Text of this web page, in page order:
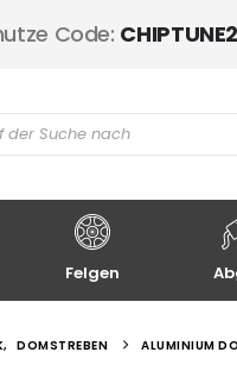
Code:
Felgen
, DOMSTREBEN ALUMINIUM